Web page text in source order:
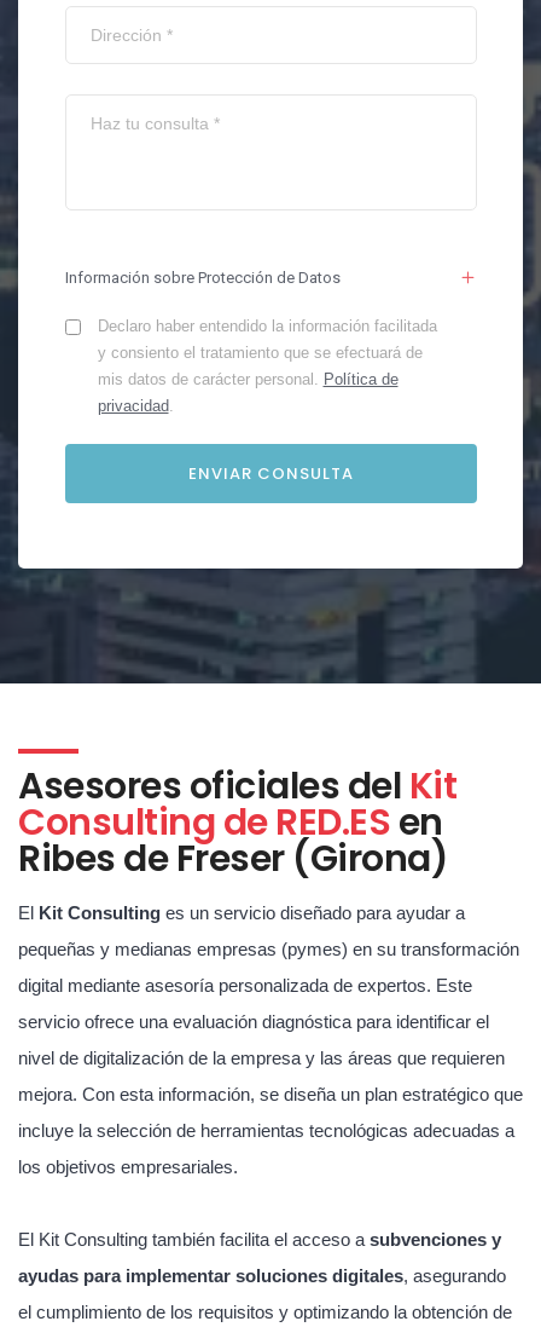
Información sobre Protección de Datos
Declaro haber entendido la información facilitada
y consiento el tratamiento que se efectuará de
mis datos de carácter personal. Política de
privacidad.
Asesores oficiales del Kit
Consulting de RED.ESen
Ribes de Freser (Girona)
El Kit Consulting es un servicio diseñado para ayudar a
pequeñas y medianas empresas (pymes) en su transformación
digital mediante asesoría personalizada de expertos. Este
servicio ofrece una evaluación diagnóstica para identificar el
nivel de digitalización de la empresa y las áreas que requieren
mejora. Con esta información, se diseña un plan estratégico que
incluye la selección de herramientas tecnológicas adecuadas a
los objetivos empresariales.
El Kit Consulting también facilita el acceso a subvenciones y
ayudas para implementar soluciones digitales, asegurando
el cumplimiento de los requisitos y optimizando la obtención de